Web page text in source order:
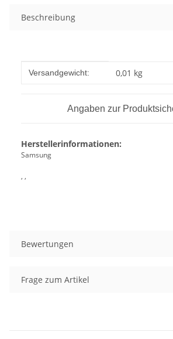
Beschreibung
Produkteigenschaft
Wert
Versandgewicht: 0,01 kg
Angaben zur
Herstellerinformationen:
Samsung
, ,
Bewertungen
Frage zum Artikel